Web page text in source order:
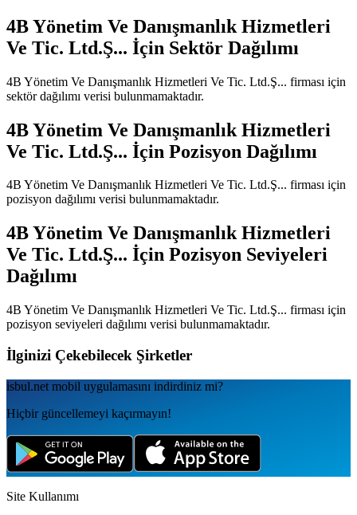
4B Yönetim Ve Danışmanlık Hizmetleri
Ve Tic. Ltd.Ş... İçin Sektör Dağılımı
4B Yönetim Ve Danışmanlık Hizmetleri Ve Tic. Ltd.Ş... firması için
sektör dağılımı verisi bulunmamaktadır.
4B Yönetim Ve Danışmanlık Hizmetleri
Ve Tic. Ltd.Ş... İçin Pozisyon Dağılımı
4B Yönetim Ve Danışmanlık Hizmetleri Ve Tic. Ltd.Ş... firması için
pozisyon dağılımı verisi bulunmamaktadır.
4B Yönetim Ve Danışmanlık Hizmetleri
Ve Tic. Ltd.Ş... İçin Pozisyon Seviyeleri
Dağılımı
4B Yönetim Ve Danışmanlık Hizmetleri Ve Tic. Ltd.Ş... firması için
pozisyon seviyeleri dağılımı verisi bulunmamaktadır.
İlginizi Çekebilecek Şirketler
isbul.net mobil uygulamаsını indirdiniz mi?
Hiçbir güncellemeyi kaçırmayın!
Site Kullanımı